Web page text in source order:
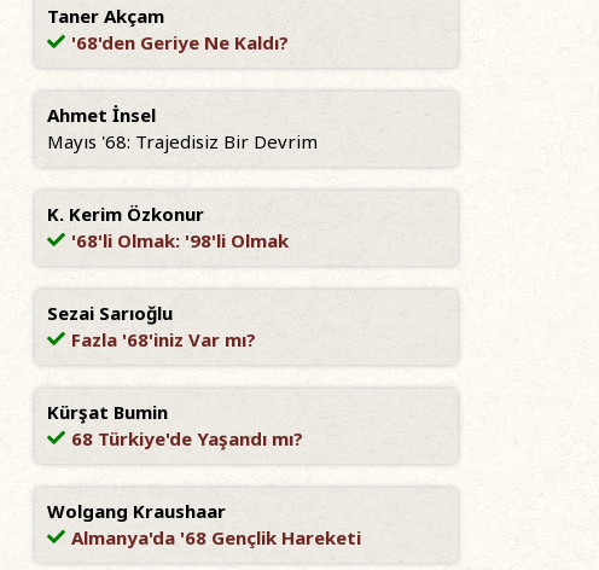
Taner Akçam
'68'den Geriye Ne Kaldı?
Ahmet İnsel
Mayıs '68: Trajedisiz Bir Devrim
K. Kerim Özkonur
'68'li Olmak: '98'li Olmak
Sezai Sarıoğlu
Fazla '68'iniz Var mı?
Kürşat Bumin
68 Türkiye'de Yaşandı mı?
Wolgang Kraushaar
Almanya'da '68 Gençlik Hareketi